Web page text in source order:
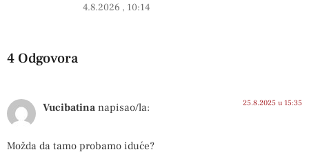
4.8.2026 10:14
4 Odgovora
Vucibatina napisao/la: 25.8.2025 u 15:35
Možda da tamo probamo iduće?